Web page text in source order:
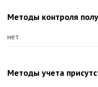
Методы контроля
нет
Методы учета